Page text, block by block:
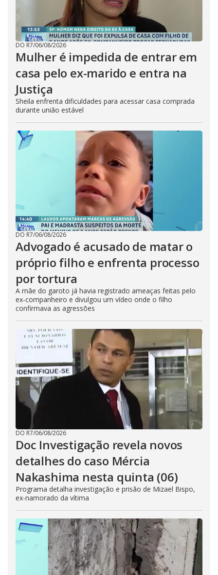
DO R7/06/08/2026
Mulher é impedida de entrar em
casa pelo ex-marido e entra na
Justiça
Sheila enfrenta dificuldades para acessar casa comprada
durante união estável
DO R7/06/08/2026
Advogado é acusado de matar o
próprio filho e enfrenta processo
por tortura
A mãe do garoto já havia registrado ameaças feitas pelo
ex-companheiro e divulgou um vídeo onde o filho
confirmava as agressões
DO R7/06/08/2026
Doc Investigação revela novos
detalhes do caso Mércia
Nakashima nesta quinta (06)
Programa detalha investigação e prisão de Mizael Bispo,
ex-namorado da vítima